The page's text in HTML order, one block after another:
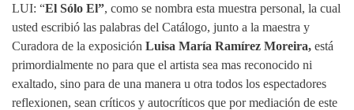
LUI: “El Sólo El”, como se nombra esta muestra personal, la cual
usted escribió las palabras del Catálogo, junto a la maestra y
Curadora de la exposición Luisa María Ramírez Moreira, está
primordialmente no para que el artista sea mas reconocido ni
exaltado, sino para de una manera u otra todos los espectadores
reflexionen, sean críticos y autocríticos que por mediación de este